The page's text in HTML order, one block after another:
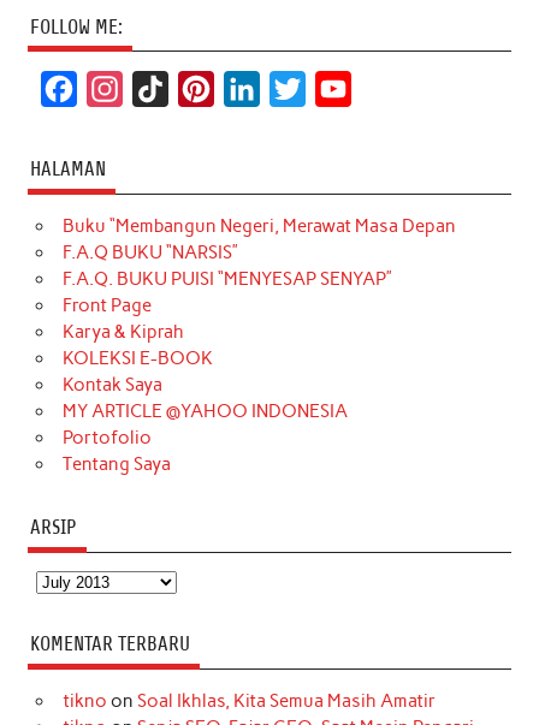
FOLLOW ME:
c
e
b
o
o
k
t
a
g
r
a
m
T
o
k
t
e
r
k
e
d
t
t
e
T
u
b
HALAMAN
Buku “Membangun Negeri, Merawat Masa Depan
F.A.Q BUKU “NARSIS”
F.A.Q. BUKU PUISI “MENYESAP SENYAP”
Front Page
Karya & Kiprah
KOLEKSI E-BOOK
Kontak Saya
MY ARTICLE @YAHOO INDONESIA
Portofolio
Tentang Saya
ARSIP
Arsip
KOMENTAR TERBARU
tikno on Soal Ikhlas, Kita Semua Masih Amatir